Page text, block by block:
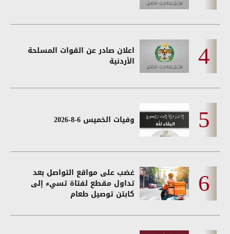
اعلان صادر عن القوات المسلحة
الأردنية
وفيات الخميس 6-8-2026
غضب على مواقع التواصل بعد
تداول مقطع لفتاة تسيء إلى
كابتن توصيل طعام